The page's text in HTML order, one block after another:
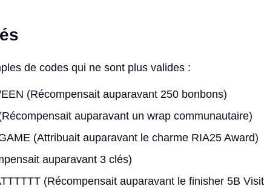
de codes qui ne sont plus valides :
(Récompensait auparavant 250 bonbons)
auparavant un wrap communautaire)
(Attribuait auparavant le charme RIA25 Award)
auparavant 3 clés)
(Récompensait auparavant le finisher 5B